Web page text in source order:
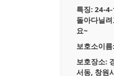
특징: 24-4-
돌아다닐
요~
보호소이름:
보호장소:
서동, 창원